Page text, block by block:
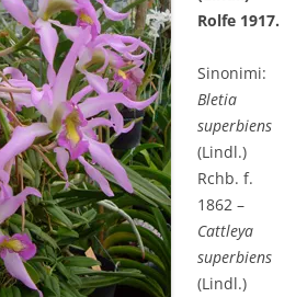
Rolfe 1917.
Sinonimi:
Bletia
superbiens
(Lindl.)
Rchb. f.
1862 –
Cattleya
superbiens
(Lindl.)